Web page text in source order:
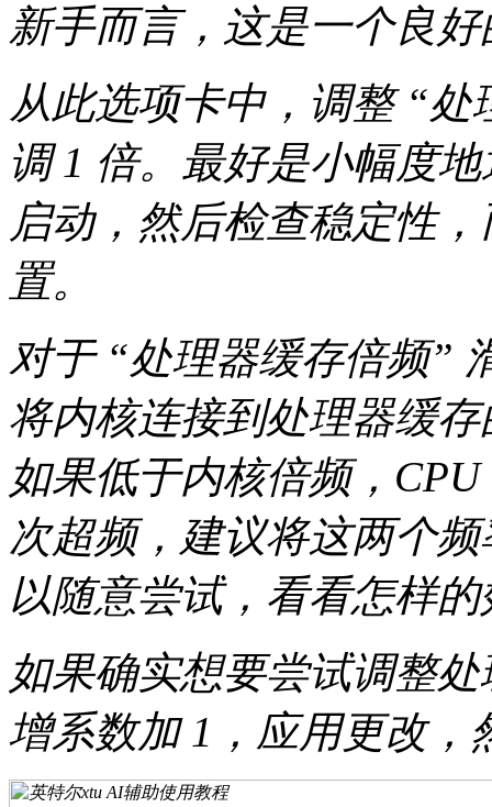
新手而言，这是一个良
从此选项卡中，调整 “
调 1 倍。最好是小幅度
启动，然后检查稳定性
置。
对于 “处理器缓存倍频”
将内核连接到处理器缓
如果低于内核倍频，
次超频，建议将这两个
以随意尝试，看看怎样
如果确实想要尝试调整
增系数加 1，应用更改，